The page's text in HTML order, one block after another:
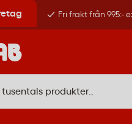
Fri frakt från 995:-